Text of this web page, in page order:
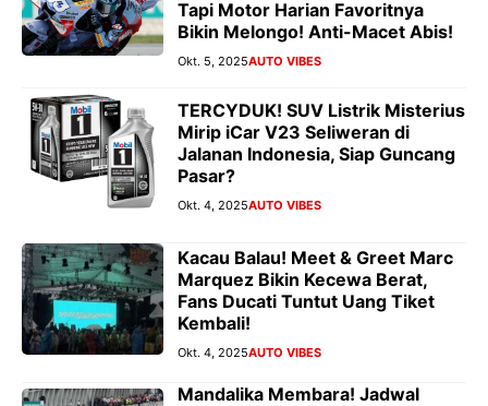
Tapi Motor Harian Favoritnya
Bikin Melongo! Anti-Macet Abis!
Okt. 5, 2025AUTO VIBES
TERCYDUK! SUV Listrik Misterius
Mirip iCar V23 Seliweran di
Jalanan Indonesia, Siap Guncang
Pasar?
Okt. 4, 2025AUTO VIBES
Kacau Balau! Meet & Greet Marc
Marquez Bikin Kecewa Berat,
Fans Ducati Tuntut Uang Tiket
Kembali!
Okt. 4, 2025AUTO VIBES
Mandalika Membara! Jadwal